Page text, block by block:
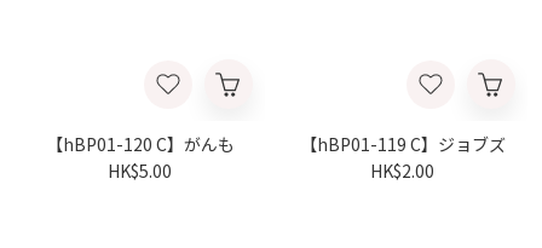
【hBP01-120 C】がんも
HK$5.00
【hBP01-119 C】ジョブズ
HK$2.00